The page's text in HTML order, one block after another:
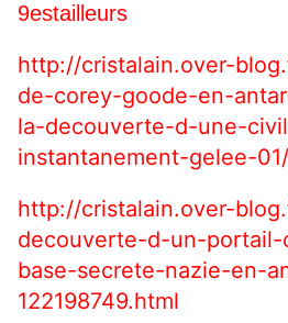
9estailleurs
http://cristalain.over-
de-corey-goode-en-
la-decouverte-d-une-
instantanement-gelee-
http://cristalain.over-
decouverte-d-un-
base-secrete-nazie-en-
122198749.html